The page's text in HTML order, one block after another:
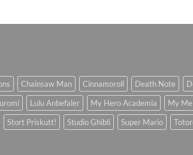
Chainsaw Man Cinnamoroll Death Note
Lulu Anbefaler My Hero Academia My
Stort Priskutt! Studio Ghibli Super Mario